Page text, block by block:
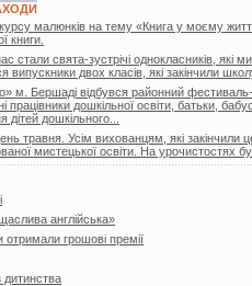
малюнків на тему «Книга у моєму
книги.
стали свята-зустрічі однокласників, які
випускники двох класів, які закінчили
м. Бершаді відбувся районний
дошкільної освіти, батьки,
дітей дошкільного...
травня. Усім вихованцям, які
мистецької освіти. На урочистостях
англійська»
грошові премії
дитинства